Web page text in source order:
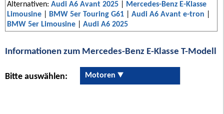
Alternativen: Audi A6 Avant 2025
Mercedes-Benz E-Klasse
Limousine
BMW 5er Touring G61 Audi A6 Avant e-tron
BMW 5er Limousine
Audi A6 2025
Informationen zum Mercedes-Benz E-Klasse T-Modell
Bitte auswählen: Motoren